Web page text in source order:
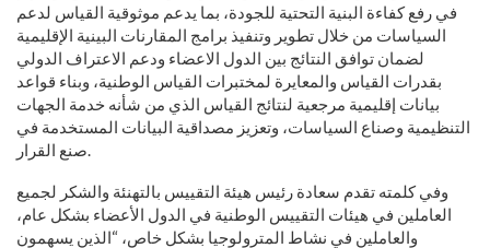
في رفع كفاءة البنية التحتية للجودة، بما يدعم موثوقية القياس لدعم
السياسات من خلال تطوير وتنفيذ برامج المقارنات البينية الإقليمية
لضمان توافق النتائج بين الدول الاعضاء ودعم الاعتراف الدولي
بقدرات القياس والمعايرة لمختبرات القياس الوطنية، وبناء قواعد
بيانات إقليمية مرجعية لنتائج القياس الذي من شأنه خدمة الجهات
التنظيمية وصناع السياسات، وتعزيز مصداقية البيانات المستخدمة في
صنع القرار.
وفي كلمته تقدم سعادة رئيس هيئة التقييس بالتهنئة والشكر لجميع
العاملين في هيئات التقييس الوطنية في الدول الأعضاء بشكل عام،
والعاملين في نشاط المترولوجيا بشكل خاص، “الذين يسهمون